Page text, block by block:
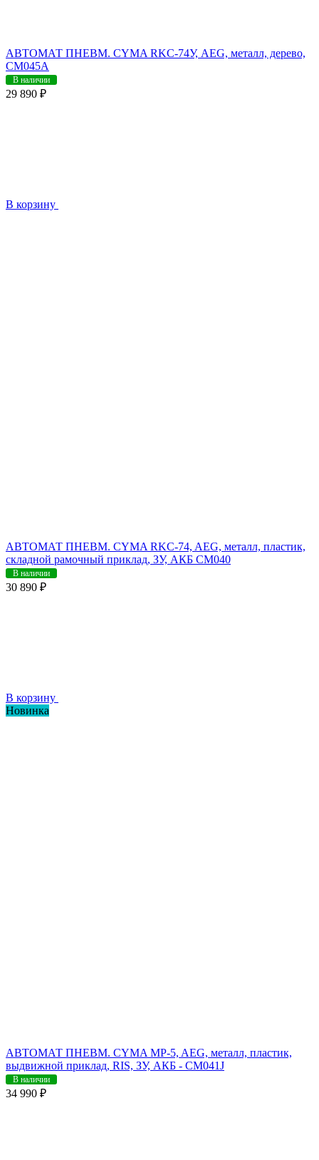
АВТОМАТ ПНЕВМ. CYMA RKC-74У, AEG, металл, дерево,
CM045A
В наличии
29 890 ₽
В корзину
АВТОМАТ ПНЕВМ. CYMA RKC-74, AEG, металл, пластик,
складной рамочный приклад, ЗУ, АКБ CM040
В наличии
30 890 ₽
В корзину
Новинка
АВТОМАТ ПНЕВМ. CYMA MP-5, AEG, металл, пластик,
выдвижной приклад, RIS, ЗУ, АКБ - CM041J
В наличии
34 990 ₽